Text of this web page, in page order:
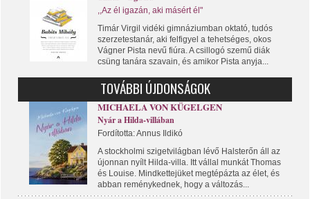
,,Az él igazán, aki másért él"
Timár Virgil vidéki gimnáziumban oktató, tudós
szerzetestanár, aki felfigyel a tehetséges, okos
Vágner Pista nevű fiúra. A csillogó szemű diák
csüng tanára szavain, és amikor Pista anyja...
TOVÁBBI ÚJDONSÁGOK
MICHAELA VON KÜGELGEN
Nyár a Hilda-villában
Fordította: Annus Ildikó
A stockholmi szigetvilágban lévő Halsterőn áll az
újonnan nyílt Hilda-villa. Itt vállal munkát Thomas
és Louise. Mindkettejüket megtépázta az élet, és
abban reménykednek, hogy a változás...